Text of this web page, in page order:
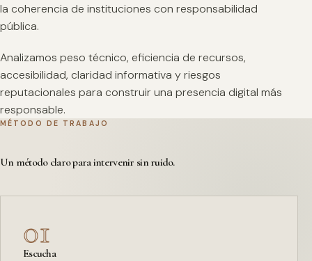
la coherencia de instituciones con responsabilidad
pública.
Analizamos peso técnico, eficiencia de recursos,
accesibilidad, claridad informativa y riesgos
reputacionales para construir una presencia digital más
responsable.
MÉTODO DE TRABAJO
Un método claro para intervenir sin ruido.
01
Escucha